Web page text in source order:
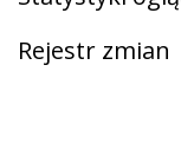
Rejestr zmian